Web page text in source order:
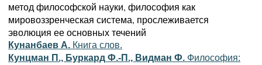
метод философской науки, философия как
мировоззренческая система, прослеживается
эволюция ее основных течений
Кунанбаев А. Книга слов.
Кунцман П., Буркард Ф.-П., Видман Ф. Философия: